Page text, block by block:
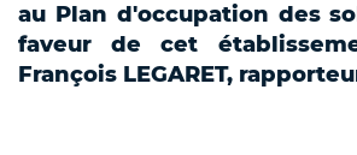
au Plan d'occupation des
faveur de cet
François LEGARET,